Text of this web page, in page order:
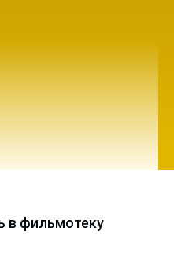
в фильмотеку